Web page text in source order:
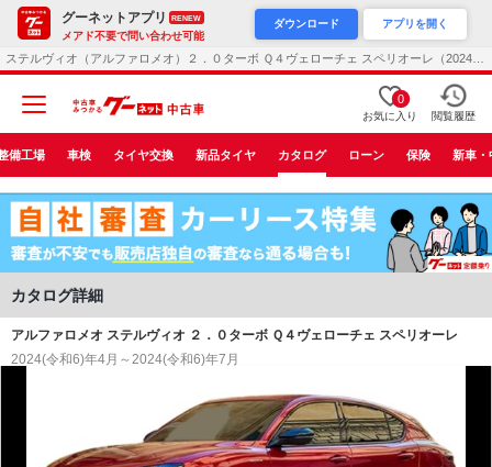
グーネットアプリ RENEW
メアド不要で問い合わせ可能
ダウンロード アプリを開く
0
お気に入り 閲覧履歴
備工場 車検 タイヤ交換 新品タイヤ カタログ ローン 保険 新車・
カタログ詳細
アルファロメオ ステルヴィオ ２．０ターボ Ｑ４ヴェローチェ スペリオーレ
2024(令和6)年4月～2024(令和6)年7月